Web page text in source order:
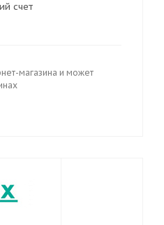
счет
магазина и может